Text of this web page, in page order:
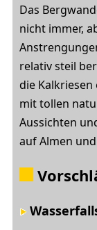
Das
nicht immer,
relativ steil
die
mit tollen
Aussichten
auf Almen